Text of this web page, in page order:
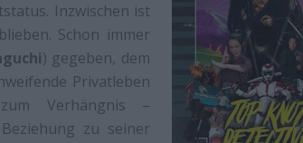
Inzwischen ist
Schon immer
) gegeben, dem
Privatleben
Verhängnis –
zu seiner